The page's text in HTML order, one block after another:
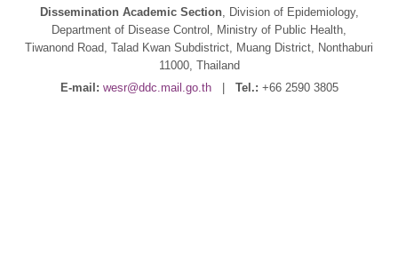
Dissemination Academic Section, Division of Epidemiology,
Department of Disease Control, Ministry of Public Health,
Tiwanond Road, Talad Kwan Subdistrict, Muang District, Nonthaburi
11000, Thailand
E-mail: wesr@ddc.mail.go.th| Tel.: +66 2590 3805